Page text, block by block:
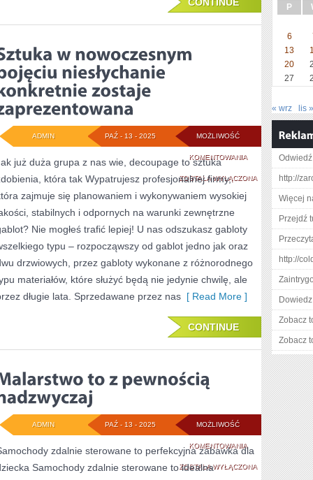
MOŻLIWOŚĆ
KOMENTOWANIASZTUKA
W
NOWOCZESNYM
POJĘCIU
NIESŁYCHANIE
KONKRETNIE
ZOSTAJE
ZOSTAŁA WYŁĄCZONA
PAŹ - 13 - 2025
ADMIN
już duża grupa z nas wie, decoupage to sztuka
która tak Wypatrujesz profesjonalnej firmy,
zajmuje się planowaniem i wykonywaniem wysokiej
stabilnych i odpornych na warunki zewnętrzne
Nie mogłeś trafić lepiej! U nas odszukasz gabloty
typu – rozpocząwszy od gablot jedno jak oraz
drzwiowych, przez gabloty wykonane z różnorodnego
materiałów, które służyć będą nie jedynie chwilę, ale
długie lata. Sprzedawane przez nas [ Read More ]
CONTINUE
MOŻLIWOŚĆ
KOMENTOWANIAMALARSTWO
TO
ZOSTAŁA WYŁĄCZONA
PAŹ - 13 - 2025
ADMIN
zdalnie sterowane to perfekcyjna zabawka dla
Samochody zdalnie sterowane to idealna
P
6
13
20
27
« wrz lis »
http://
Więcej
Przejdź
http://
Zobacz
Zobacz